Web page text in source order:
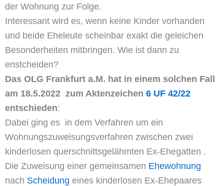
der Wohnung zur Folge.
Interessant wird es, wenn keine Kinder vorhanden
und beide Eheleute scheinbar exakt die geleichen
Besonderheiten mitbringen. Wie ist dann zu
enstcheiden?
Das OLG Frankfurt a.M. hat in einem solchen Fall
am 18.5.2022 zum Aktenzeichen 6 UF 42/22
entschieden:
Dabei ging es in dem Verfahren um ein
Wohnungszuweisungsverfahren zwischen zwei
kinderlosen querschnittsgelähmten Ex-Ehegatten .
Die Zuweisung einer gemeinsamen Ehewohnung
nach Scheidung eines kinderlosen Ex-Ehepaares